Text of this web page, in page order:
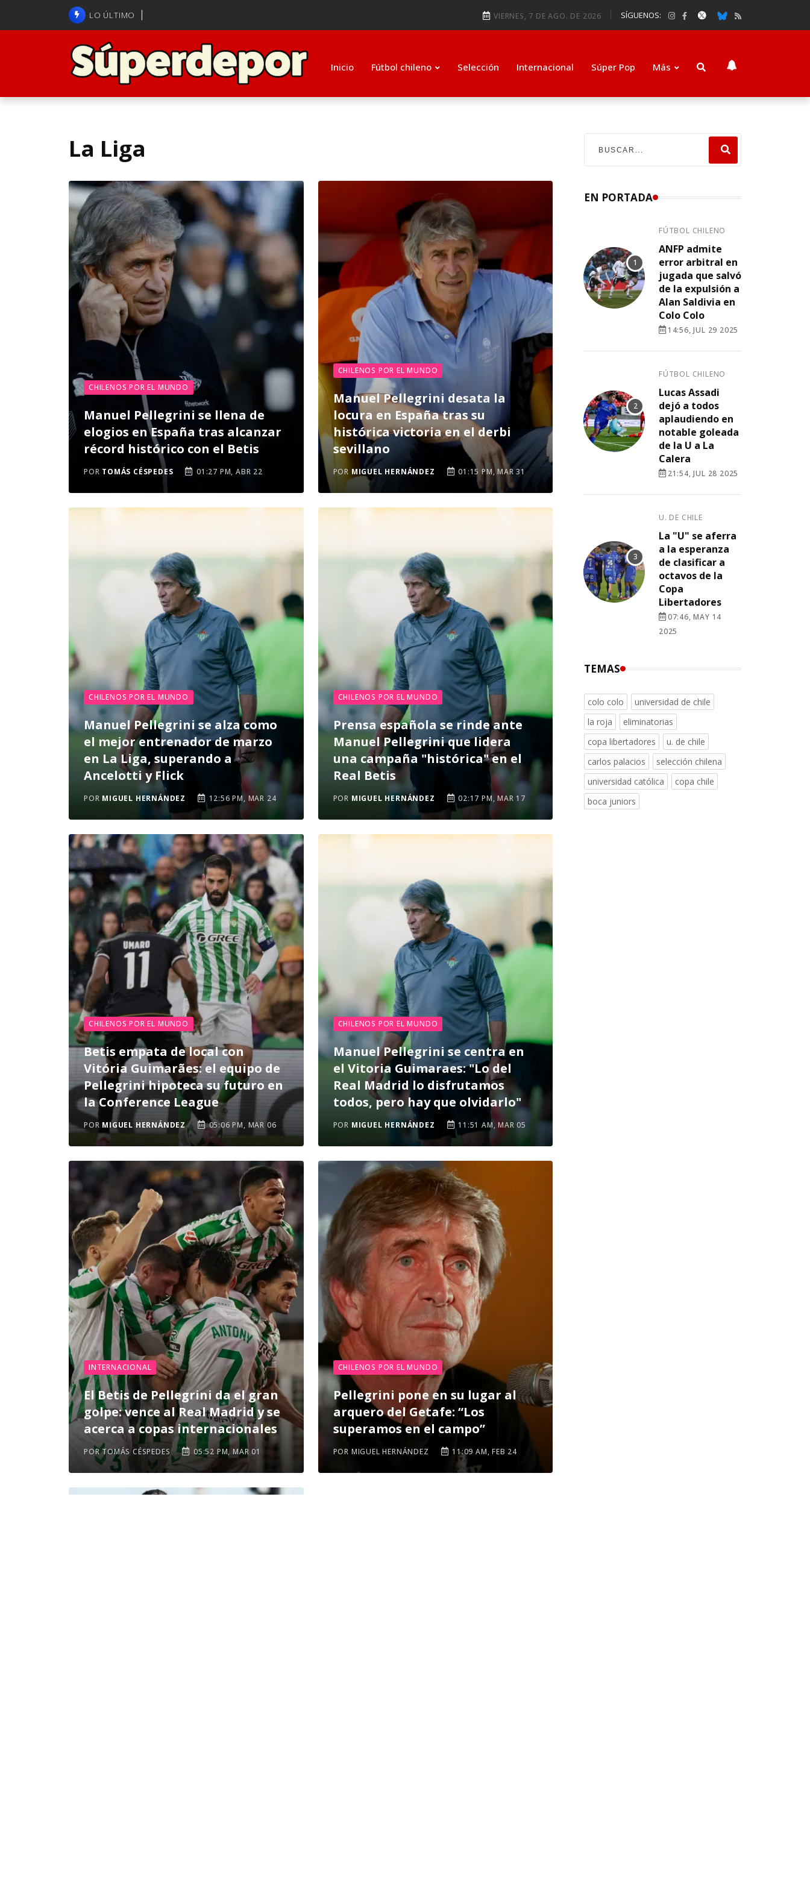
LO ÚLTIMO VIERNES, 7 DE AGO. DE 2026 SÍGUENOS:
Inicio Fútbol chileno Selección Internacional Súper Pop Más
La Liga
CHILENOS POR EL MUNDO
Manuel Pellegrini se llena de
elogios en España tras alcanzar
récord histórico con el Betis
POR TOMÁS CÉSPEDES 01:27 PM, ABR 22
CHILENOS POR EL MUNDO
Manuel Pellegrini desata la
locura en España tras su
histórica victoria en el derbi
sevillano
POR MIGUEL HERNÁNDEZ 01:15 PM, MAR 31
CHILENOS POR EL MUNDO
Manuel Pellegrini se alza como
el mejor entrenador de marzo
en La Liga, superando a
Ancelotti y Flick
POR MIGUEL HERNÁNDEZ 12:56 PM, MAR 24
CHILENOS POR EL MUNDO
Prensa española se rinde ante
Manuel Pellegrini que lidera
una campaña "histórica" en el
Real Betis
POR MIGUEL HERNÁNDEZ 02:17 PM, MAR 17
CHILENOS POR EL MUNDO
Betis empata de local con
Vitória Guimarães: el equipo de
Pellegrini hipoteca su futuro en
la Conference League
POR MIGUEL HERNÁNDEZ 05:06 PM, MAR 06
CHILENOS POR EL MUNDO
Manuel Pellegrini se centra en
el Vitoria Guimaraes: "Lo del
Real Madrid lo disfrutamos
todos, pero hay que olvidarlo"
POR MIGUEL HERNÁNDEZ 11:51 AM, MAR 05
INTERNACIONAL
El Betis de Pellegrini da el gran
golpe: vence al Real Madrid y se
acerca a copas internacionales
POR TOMÁS CÉSPEDES 05:52 PM, MAR 01
CHILENOS POR EL MUNDO
Pellegrini pone en su lugar al
arquero del Getafe: “Los
superamos en el campo”
POR MIGUEL HERNÁNDEZ 11:09 AM, FEB 24
EN PORTADA
FÚTBOL CHILENO
ANFP admite
error arbitral en
jugada que salvó
de la expulsión a
Alan Saldivia en
Colo Colo
14:56, JUL 29 2025
FÚTBOL CHILENO
Lucas Assadi
dejó a todos
aplaudiendo en
notable goleada
de la U a La
Calera
21:54, JUL 28 2025
U. DE CHILE
La "U" se aferra
a la esperanza
de clasificar a
octavos de la
Copa
Libertadores
07:46, MAY 14
2025
TEMAS
colo colo
universidad de chile
la roja
eliminatorias
copa libertadores
u. de chile
carlos palacios
selección chilena
universidad católica
copa chile
boca juniors